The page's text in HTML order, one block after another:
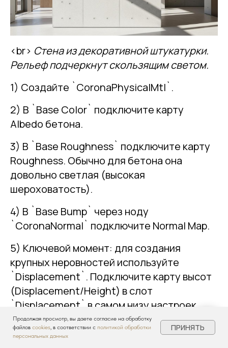
<br> Стена из декоративной штукатурки.
Рельеф подчеркнут скользящим светом.
1) Создайте `CoronaPhysicalMtl`.
2) В `Base Color` подключите карту
Albedo бетона.
3) В `Base Roughness` подключите карту
Roughness. Обычно для бетона она
довольно светлая (высокая
шероховатость).
4) В `Base Bump` через ноду
`CoronaNormal` подключите Normal Map.
5) Ключевой момент: для создания
крупных неровностей используйте
`Displacement`. Подключите карту высот
(Displacement/Height) в слот
`Displacement` в самом низу настроек
материала.
6) Накиньте на объект модификатор
Продолжая просмотр, вы даете согласие на обработку
файлов cookies, в соответствии с политикой обработки
персональных данных
ПРИНЯТЬ